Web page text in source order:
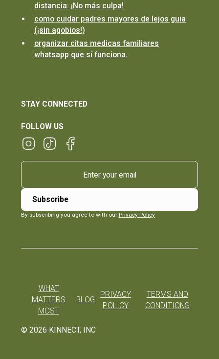
distancia: ¡No más culpa!
como cuidar padres mayores de lejos guia
(¡sin agobios!)
organizar citas medicas familiares
whatsapp que sí funciona.
STAY CONNECTED
FOLLOW US
By subscribing you agree to with our Privacy Policy
© 2026 KINNECT, INC
WHAT
MATTERS
MOST
BLOG
PRIVACY
POLICY
TERMS AND
CONDITIONS